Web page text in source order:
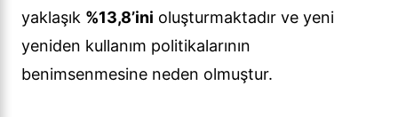
yaklaşık %13,8’ini oluşturmaktadır ve yeni
yeniden kullanım politikalarının
benimsenmesine neden olmuştur.